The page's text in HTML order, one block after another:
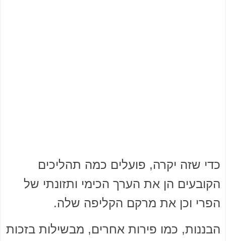
כדי שזה יקרה, פועלים כמה תהליכים
הקובעים הן את הערך הכימי ותזונתי של
הפרי וכן את מרקם הקליפה שלה.
הבננות, כמו פירות אחרים, מבשילות בזכות